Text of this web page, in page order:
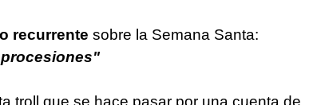
recurrente sobre la Semana Santa:
troll que se hace pasar por una cuenta de